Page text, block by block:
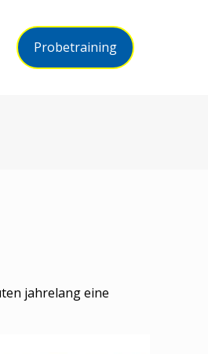
Probetraining
jahrelang eine